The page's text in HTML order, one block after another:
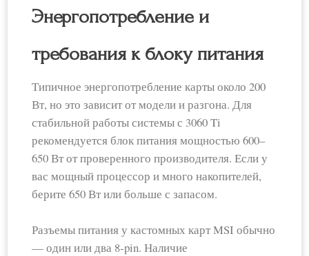
Энергопотребление и
требования к блоку питания
Типичное энергопотребление карты около 200
Вт, но это зависит от модели и разгона. Для
стабильной работы системы с 3060 Ti
рекомендуется блок питания мощностью 600–
650 Вт от проверенного производителя. Если у
вас мощный процессор и много накопителей,
берите 650 Вт или больше с запасом.
Разъемы питания у кастомных карт MSI обычно
— один или два 8‑pin. Наличие